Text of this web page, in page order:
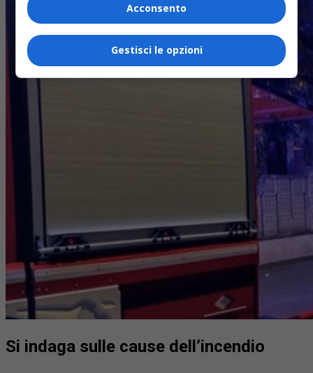
Si indaga sulle cause dell’incendio
Acconsento
Gestisci le opzioni